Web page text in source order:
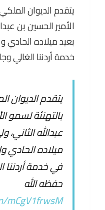
يتقدم الديوان
الأمير الحسين بن
بعيد ميلاده الحادي
خدمة أردننا الغالي
يتقدم الديوان
بالتهنئة لسمو
عبدالله الثاني،
ميلاده الحادي
في خدمة أردننا
حفظه الله
mCgV1frwsM